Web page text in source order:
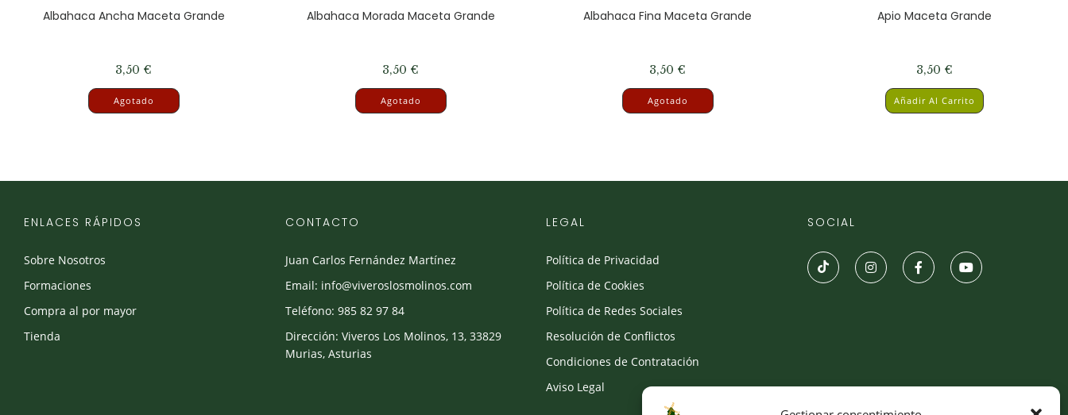
Albahaca Ancha Maceta Grande
3,50 €
Agotado
Albahaca Morada Maceta Grande
3,50 €
Agotado
Albahaca Fina Maceta Grande
3,50 €
Agotado
Apio Maceta Grande
3,50 €
Añadir Al Carrito
ENLACES RÁPIDOS
Sobre Nosotros
Formaciones
Compra al por mayor
Tienda
CONTACTO
Juan Carlos Fernández Martínez
Email: info@viveroslosmolinos.com
Teléfono: 985 82 97 84
Dirección: Viveros Los Molinos, 13, 33829
Murias, Asturias
LEGAL
Política de Privacidad
Política de Cookies
Política de Redes Sociales
Resolución de Conflictos
Condiciones de Contratación
Aviso Legal
SOCIAL